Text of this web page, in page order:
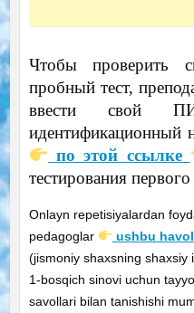
Чтобы проверить
пробный тест,
ввести свой
идентификационный
по этой ссылке
тестирования первого
Onlayn repetisiyalardan
pedagoglar
ushbu
(jismoniy shaxsning shaxsiy
1-bosqich sinovi uchun
savollari bilan tanishishi